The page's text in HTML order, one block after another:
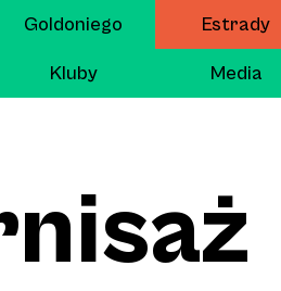
Goldoniego Estrady
Kluby Media